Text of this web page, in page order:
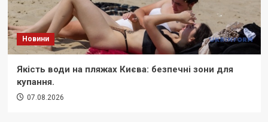
Новини
Якість води на пляжах Києва: безпечні зони для
купання.
07.08.2026